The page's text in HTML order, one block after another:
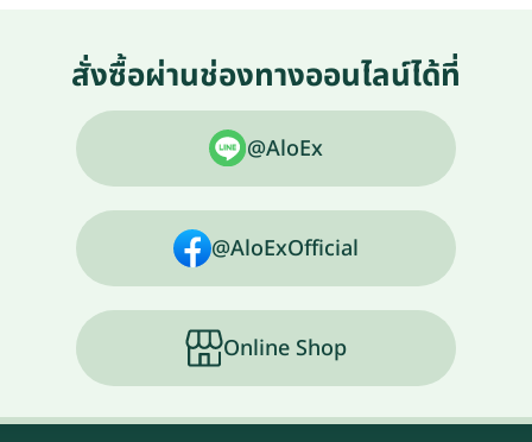
สั่งซื้อผ่านช่องทางออนไลน์ได้ที่
@AloEx
@AloExOfficial
Online Shop